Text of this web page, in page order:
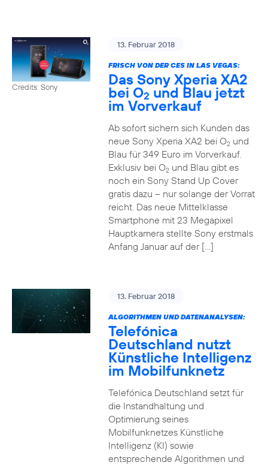
Credits: Sony
13. Februar 2018
FRISCH VON DER CES IN LAS VEGAS:
Das Sony Xperia XA2
bei O2 und Blau jetzt
im Vorverkauf
Ab sofort sichern sich Kunden das
neue Sony Xperia XA2 bei O2und
Blau für 349 Euro im Vorverkauf.
Exklusiv bei O2und Blau gibt es
noch ein Sony Stand Up Cover
gratis dazu – nur solange der Vorrat
reicht. Das neue Mittelklasse
Smartphone mit 23 Megapixel
Hauptkamera stellte Sony erstmals
Anfang Januar auf der […]
13. Februar 2018
ALGORITHMEN UND DATENANALYSEN:
Telefónica
Deutschland nutzt
Künstliche Intelligenz
im Mobilfunknetz
Telefónica Deutschland setzt für
die Instandhaltung und
Optimierung seines
Mobilfunknetzes Künstliche
Intelligenz (KI) sowie
entsprechende Algorithmen und